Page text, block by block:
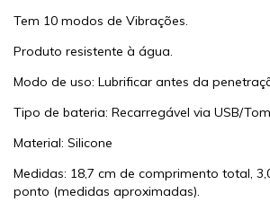
Tem 10 modos de Vibrações.
Produto resistente à água.
Modo de uso: Lubrificar antes da
Tipo de bateria: Recarregável via USB/
Material: Silicone
Medidas: 18,7 cm de comprimento total,
ponto (medidas aproximadas).